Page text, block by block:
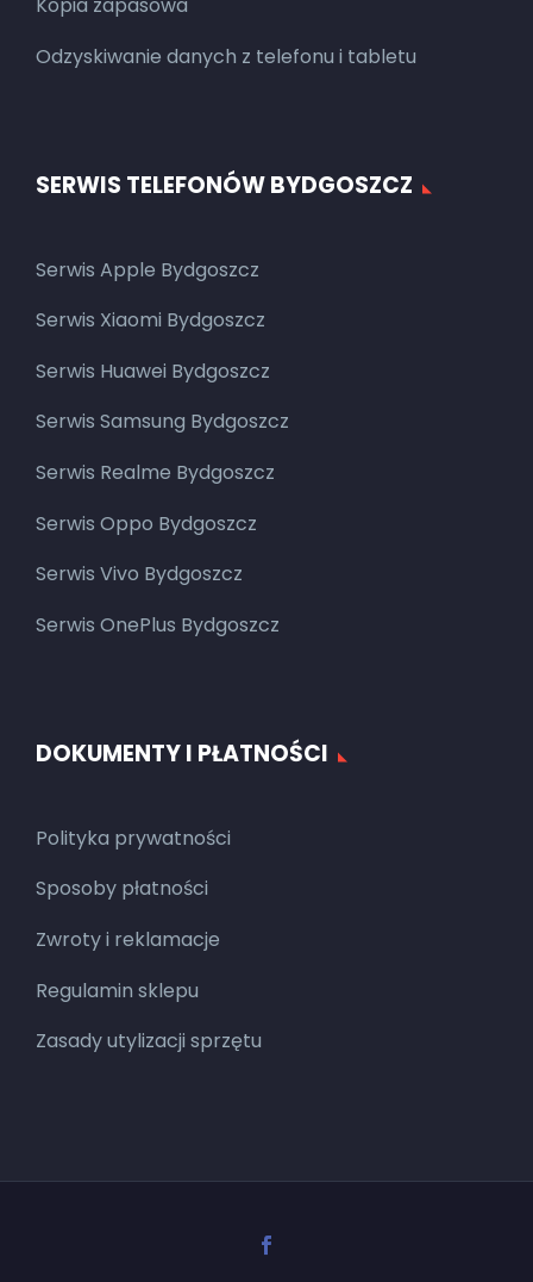
Odzyskiwanie danych z telefonu i tabletu
SERWIS TELEFONÓW BYDGOSZCZ
Serwis Apple Bydgoszcz
Serwis Xiaomi Bydgoszcz
Serwis Huawei Bydgoszcz
Serwis Samsung Bydgoszcz
Serwis Realme Bydgoszcz
Serwis Oppo Bydgoszcz
Serwis Vivo Bydgoszcz
Serwis OnePlus Bydgoszcz
DOKUMENTY I PŁATNOŚCI
Polityka prywatności
Sposoby płatności
Zwroty i reklamacje
Regulamin sklepu
Zasady utylizacji sprzętu